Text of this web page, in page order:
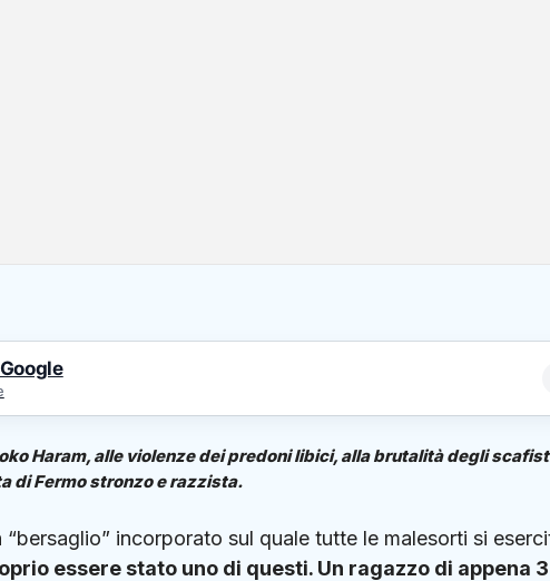
Haram, alle violenze dei predoni libici, alla brutalità degli
di Fermo stronzo e razzista.
“bersaglio” incorporato sul quale tutte le malesorti si
essere stato uno di questi. Un ragazzo di appena